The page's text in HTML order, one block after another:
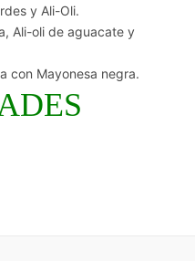
y Ali-Oli.
Ali-oli de aguacate y
con Mayonesa negra.